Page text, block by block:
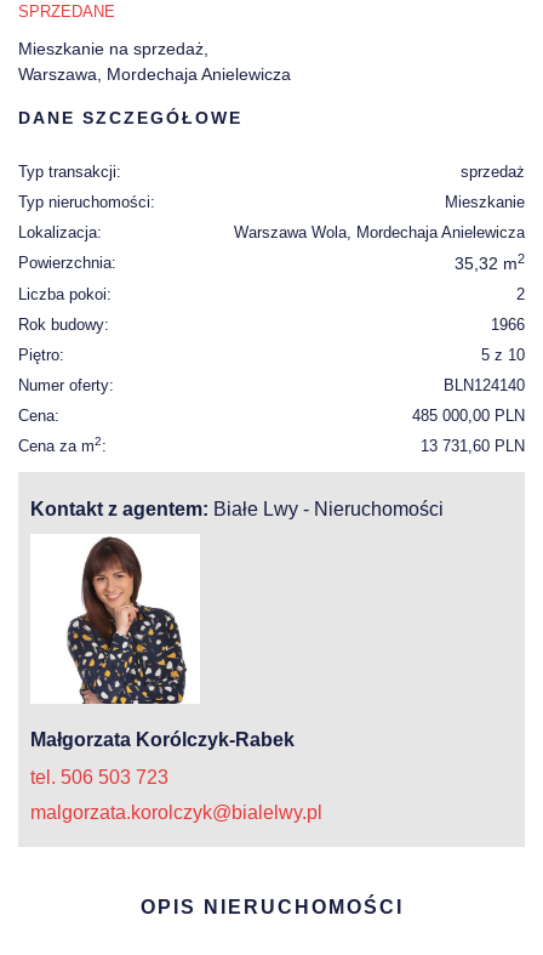
SPRZEDANE
Mieszkanie na sprzedaż,
Warszawa, Mordechaja Anielewicza
DANE SZCZEGÓŁOWE
Typ transakcji:
sprzedaż
Typ nieruchomości:
Mieszkanie
Lokalizacja:
Warszawa Wola, Mordechaja Anielewicza
Powierzchnia:
35,32 m2
Liczba pokoi:
2
Rok budowy:
1966
Piętro:
5 z 10
Numer oferty:
BLN124140
Cena:
485 000,00 PLN
Cena za m2: 13 731,60 PLN
Kontakt z agentem: Białe Lwy - Nieruchomości
Małgorzata Korólczyk-Rabek
tel. 506 503 723
malgorzata.korolczyk@bialelwy.pl
OPIS NIERUCHOMOŚCI